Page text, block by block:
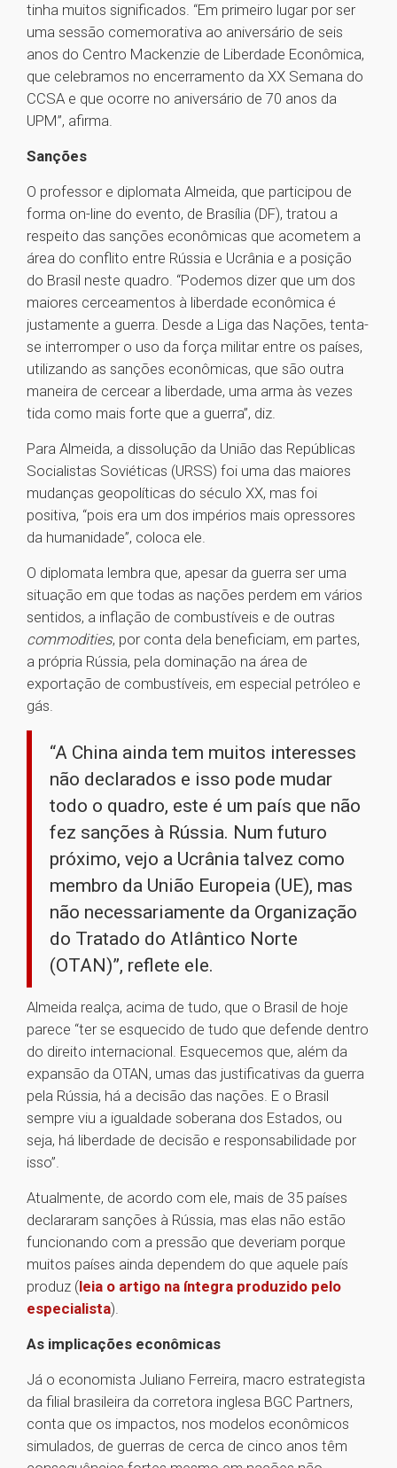
tinha muitos significados. “Em primeiro lugar por ser
uma sessão comemorativa ao aniversário de seis
anos do Centro Mackenzie de Liberdade Econômica,
que celebramos no encerramento da XX Semana do
CCSA e que ocorre no aniversário de 70 anos da
UPM”, afirma.
Sanções
O professor e diplomata Almeida, que participou de
forma on-line do evento, de Brasília (DF), tratou a
respeito das sanções econômicas que acometem a
área do conflito entre Rússia e Ucrânia e a posição
do Brasil neste quadro. “Podemos dizer que um dos
maiores cerceamentos à liberdade econômica é
justamente a guerra. Desde a Liga das Nações, tenta-
se interromper o uso da força militar entre os países,
utilizando as sanções econômicas, que são outra
maneira de cercear a liberdade, uma arma às vezes
tida como mais forte que a guerra”, diz.
Para Almeida, a dissolução da União das Repúblicas
Socialistas Soviéticas (URSS) foi uma das maiores
mudanças geopolíticas do século XX, mas foi
positiva, “pois era um dos impérios mais opressores
da humanidade”, coloca ele.
O diplomata lembra que, apesar da guerra ser uma
situação em que todas as nações perdem em vários
sentidos, a inflação de combustíveis e de outras
commodities, por conta dela beneficiam, em partes,
a própria Rússia, pela dominação na área de
exportação de combustíveis, em especial petróleo e
gás.
“A China ainda tem muitos interesses
não declarados e isso pode mudar
todo o quadro, este é um país que não
fez sanções à Rússia. Num futuro
próximo, vejo a Ucrânia talvez como
membro da União Europeia (UE), mas
não necessariamente da Organização
do Tratado do Atlântico Norte
(OTAN)”, reflete ele.
Almeida realça, acima de tudo, que o Brasil de hoje
parece “ter se esquecido de tudo que defende dentro
do direito internacional. Esquecemos que, além da
expansão da OTAN, umas das justificativas da guerra
pela Rússia, há a decisão das nações. E o Brasil
sempre viu a igualdade soberana dos Estados, ou
seja, há liberdade de decisão e responsabilidade por
isso”.
Atualmente, de acordo com ele, mais de 35 países
declararam sanções à Rússia, mas elas não estão
funcionando com a pressão que deveriam porque
muitos países ainda dependem do que aquele país
produz (leia o artigo na íntegra produzido pelo
especialista).
As implicações econômicas
Já o economista Juliano Ferreira, macro estrategista
da filial brasileira da corretora inglesa BGC Partners,
conta que os impactos, nos modelos econômicos
simulados, de guerras de cerca de cinco anos têm